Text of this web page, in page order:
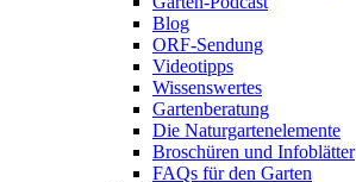
Blog
ORF-Sendung
Videotipps
Wissenswertes
Gartenberatung
Die Naturgartenelemente
Broschüren und Infoblätter
FAQs für den Garten